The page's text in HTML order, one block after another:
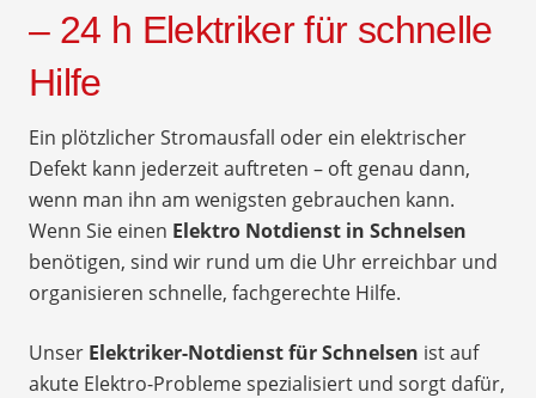
– 24 h Elektriker für schnelle
Hilfe
Ein plötzlicher Stromausfall oder ein elektrischer
Defekt kann jederzeit auftreten – oft genau dann,
wenn man ihn am wenigsten gebrauchen kann.
Wenn Sie einen Elektro Notdienst in Schnelsen
benötigen, sind wir rund um die Uhr erreichbar und
organisieren schnelle, fachgerechte Hilfe.
Unser Elektriker-Notdienst für Schnelsen ist auf
akute Elektro-Probleme spezialisiert und sorgt dafür,